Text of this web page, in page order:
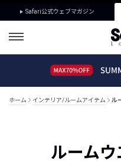
Safari公式ウェブマガジン
ホーム インテリア/ルームアイテム ル
ルーム